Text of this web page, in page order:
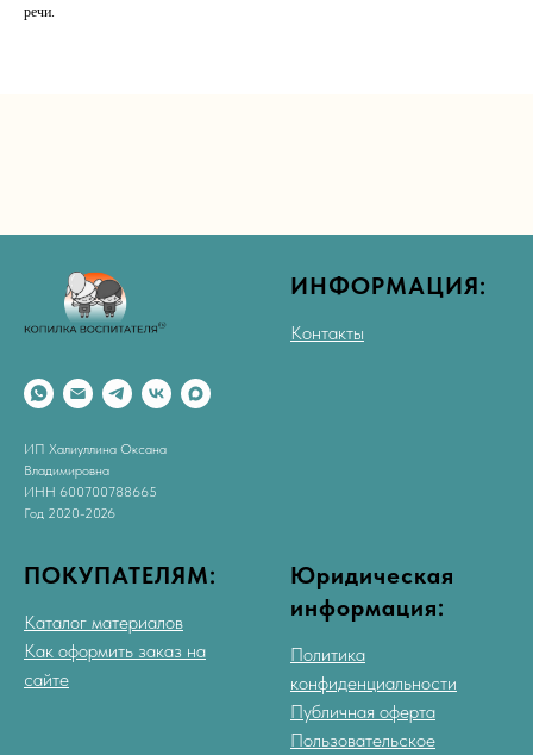
речи.
ИП Халиуллина Оксана
Владимировна
ИНН 600700788665
Год 2020-2026
ИНФОРМАЦИЯ:
Контакты
ПОКУПАТЕЛЯМ:
Каталог материалов
Как оформить заказ на
сайте
Юридическая
информация:
Политика
конфиденциальности
Публичная оферта
Пользовательское